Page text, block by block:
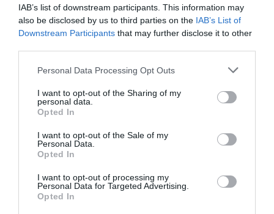
IAB’s list of downstream participants. This information may
also be disclosed by us to third parties on the IAB’s List of
Downstream Participants that may further disclose it to other
Personal Data Processing Opt Outs
I want to opt-out of the Sharing of my
personal data.
Opted In
I want to opt-out of the Sale of my
Personal Data.
Opted In
I want to opt-out of processing my
Personal Data for Targeted Advertising.
Opted In
TRANSFERÊNCIAS - ÉPOCA 2026/27